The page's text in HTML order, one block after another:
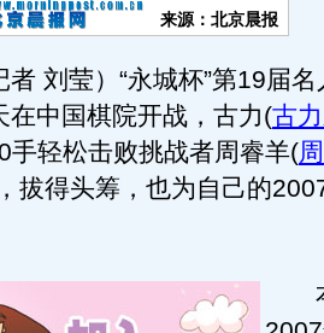
来源：北京晨报
刘莹）“永城杯”第19届名
在中国棋院开战，古力(古
手轻松击败挑战者周睿羊(
拔得头筹，也为自己的
本